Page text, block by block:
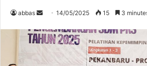
abbas
n
a
14/05/2025 15 3